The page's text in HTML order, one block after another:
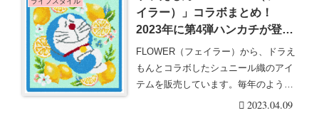
イラー）」コラボまとめ！
2023年に第4弾ハンカチが登
場！発売日・柄・口コミまと
め！
FLOWER（フェイラー）から、ドラえ
もんとコラボしたシュニール織のアイ
テムを販売しています。毎年のように
新デザインがで・・・続きを読む
2023.04.09